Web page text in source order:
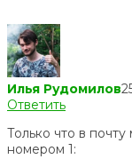
Илья Рудомилов
Ответить
Только что в
номером 1: